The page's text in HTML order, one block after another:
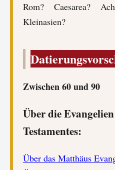
Rom? Caesarea?
Kleinasien?
Zwischen 60 und 90
Über die
Testamentes:
Über das Matthäus